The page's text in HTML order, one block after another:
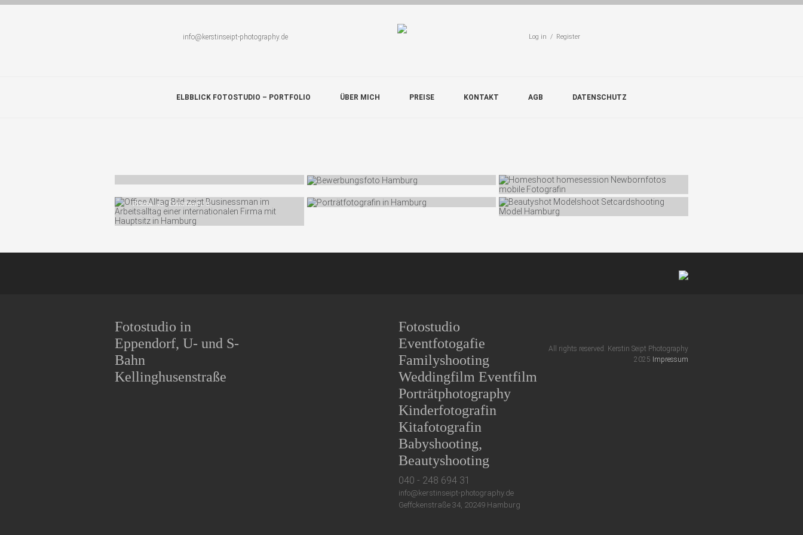
info@kerstinseipt-photography.de Log in / Register
ELBBLICK FOTOSTUDIO – PORTFOLIO ÜBER MICH PREISE KONTAKT AGB DATENSCHUTZ
Photos: 45 Comments: 0
Photos: 63 Comments: 0
BEAUTYFOTOGRAFIE
Photos: 11 Comments: 0
Fotostudio in
Eppendorf, U- und S-
Bahn
Kellinghusenstraße
Fotostudio
Eventfotogafie
Familyshooting
Weddingfilm Eventfilm
Porträtphotography
Kinderfotografin
Kitafotografin
Babyshooting,
Beautyshooting
040 - 248 694 31
info@kerstinseipt-photography.de
Geffckenstraße 34, 20249 Hamburg
All rights reserved. Kerstin Seipt Photography
2025 Impressum